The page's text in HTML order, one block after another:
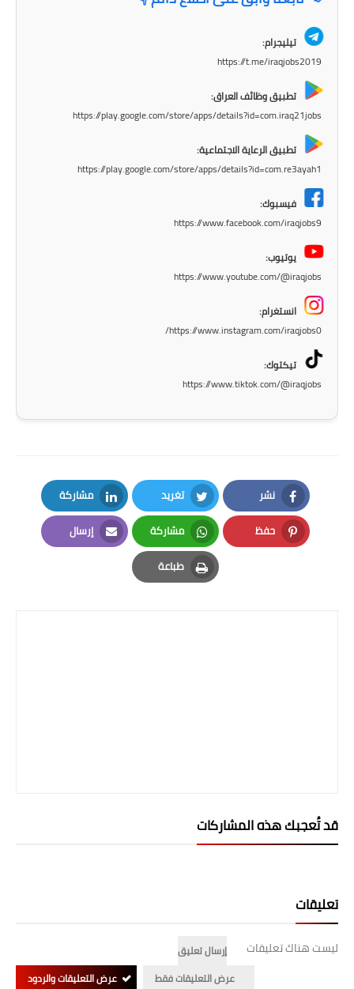
اخبار وقرارات وزارة التعليم
العطل
العامة
تيليجرام:
https://t.me/iraqjobs2019
تطبيق وظائف العراق:
https://play.google.com/store/apps/details?id=com.iraq21jobs
تطبيق الرعاية الاجتماعية:
https://play.google.com/store/apps/details?id=com.re3ayah1
فيسبوك:
https://www.facebook.com/iraqjobs9
يوتيوب:
https://www.youtube.com/@iraqjobs
انستغرام:
https://www.instagram.com/iraqjobs0/
تيكتوك:
https://www.tiktok.com/@iraqjobs
نشر
Facebook
تغريد
Twitter
مشاركة
LinkedIn
حفظ
Pinterest
مشاركة
Whatsapp
إرسال
Email
طباعة
Print
قد تُعجبك هذه المشاركات
تعليقات
ليست هناك تعليقات
إرسال تعليق
عرض التعليقات فقط
عرض التعليقات والردود